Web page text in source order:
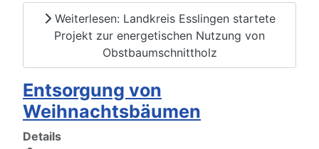
Weiterlesen: Landkreis Esslingen startete
Projekt zur energetischen Nutzung von
Obstbaumschnittholz
Entsorgung von
Weihnachtsbäumen
Details